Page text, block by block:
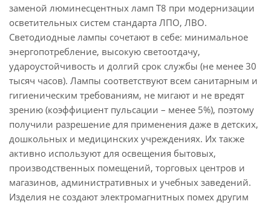
заменой люминесцентных ламп Т8 при модернизации
осветительных систем стандарта ЛПО, ЛВО.
Светодиодные лампы сочетают в себе: минимальное
энергопотребление, высокую светоотдачу,
удароустойчивость и долгий срок службы (не менее 30
тысяч часов). Лампы соответствуют всем санитарным и
гигиеническим требованиям, не мигают и не вредят
зрению (коэффициент пульсации – менее 5%), поэтому
получили разрешение для применения даже в детских,
дошкольных и медицинских учреждениях. Их также
активно используют для освещения бытовых,
производственных помещений, торговых центров и
магазинов, административных и учебных заведений.
Изделия не создают электромагнитных помех другим